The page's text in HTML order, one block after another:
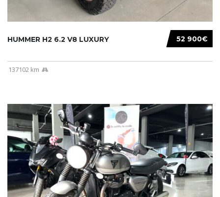
52 900€
HUMMER H2 6.2 V8 LUXURY
137102 km